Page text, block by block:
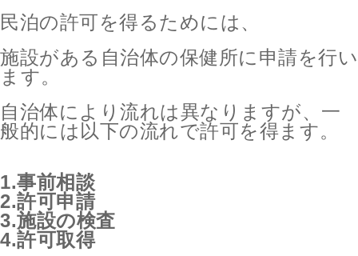
民泊の許可を得るためには、
施設がある自治体の保健所に申請を行い
ます。
自治体により流れは異なりますが、一
般的には以下の流れで許可を得ます。
1.事前相談
2.許可申請
3.施設の検査
4.許可取得